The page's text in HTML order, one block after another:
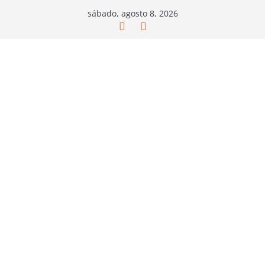
sábado, agosto 8, 2026